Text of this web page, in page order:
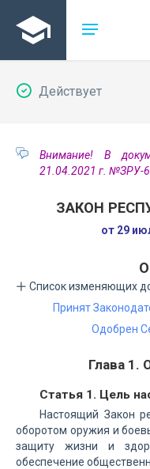
Действует
Внимание! В
21.04.2021 г. №ЗРУ-
ЗАКОН
от 29
Список изменяющих
Принят
Одобрен
Глава 1.
Статья 1. Цель
Настоящий Закон
оборотом оружия и
защиту жизни и
обеспечение